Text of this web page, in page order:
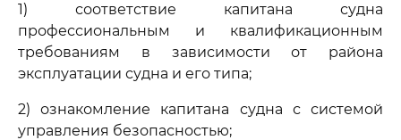
1) соответствие капитана судна
профессиональным и квалификационным
требованиям в зависимости от района
эксплуатации судна и его типа;
2) ознакомление капитана судна с системой
управления безопасностью;